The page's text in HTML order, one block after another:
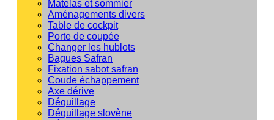
Matelas et sommier
Aménagements divers
Table de cockpit
Porte de coupée
Changer les hublots
Bagues Safran
Fixation sabot safran
Coude échappement
Axe dérive
Déquillage
Déquillage slovène